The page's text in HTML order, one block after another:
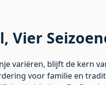
Vier
variëren, blijft de kern
voor familie en